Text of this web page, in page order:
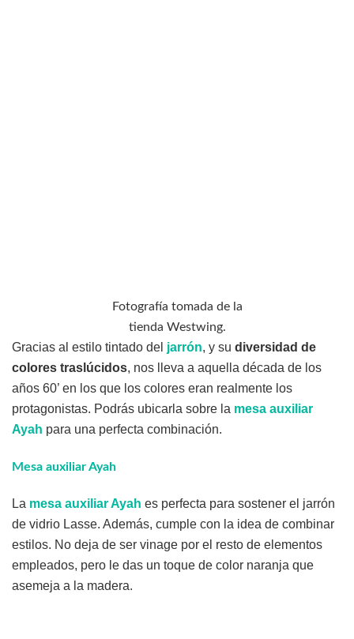
Fotografía tomada de la
tienda Westwing.
Gracias al estilo tintado del jarrón, y su diversidad de
colores traslúcidos, nos lleva a aquella década de los
años 60’ en los que los colores eran realmente los
protagonistas. Podrás ubicarla sobre la mesa auxiliar
Ayah para una perfecta combinación.
Mesa auxiliar Ayah
La mesa auxiliar Ayah es perfecta para sostener el jarrón
de vidrio Lasse. Además, cumple con la idea de combinar
estilos. No deja de ser vinage por el resto de elementos
empleados, pero le das un toque de color naranja que
asemeja a la madera.